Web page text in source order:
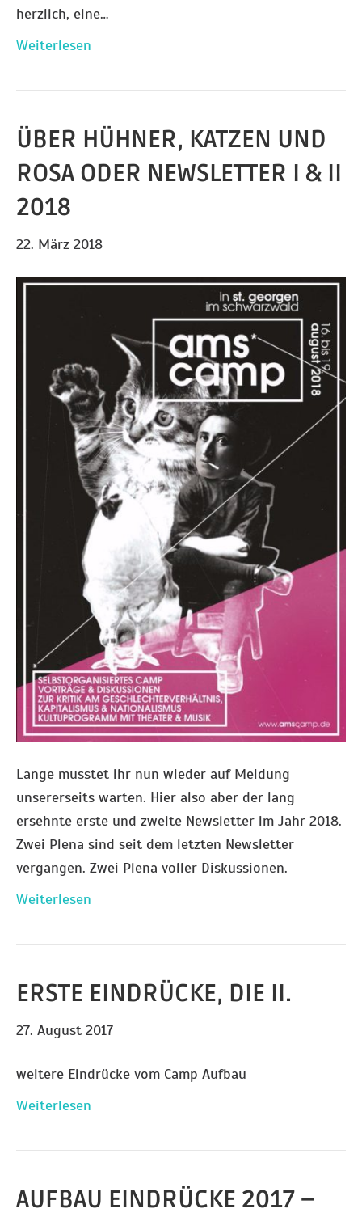
herzlich, eine…
Weiterlesen
ÜBER HÜHNER, KATZEN UND
ROSA ODER NEWSLETTER I & II
2018
22. März 2018
Lange musstet ihr nun wieder auf Meldung
unsererseits warten. Hier also aber der lang
ersehnte erste und zweite Newsletter im Jahr 2018.
Zwei Plena sind seit dem letzten Newsletter
vergangen. Zwei Plena voller Diskussionen.
Weiterlesen
ERSTE EINDRÜCKE, DIE II.
27. August 2017
weitere Eindrücke vom Camp Aufbau
Weiterlesen
AUFBAU EINDRÜCKE 2017 –